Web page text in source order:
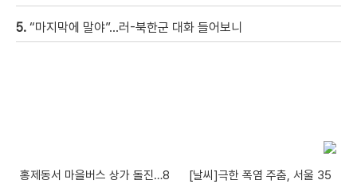
5. “마지막에 말야”…러-북한군 대화 들어보니
홍제동서 마을버스 상가 돌진…8
[날씨]극한 폭염 주춤, 서울 35